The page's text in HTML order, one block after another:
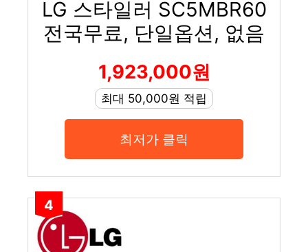
LG 스타일러 SC5MBR60
전국무료, 단일옵션, 없음
1,923,000원
최대 50,000원 적립
최저가 클릭
4